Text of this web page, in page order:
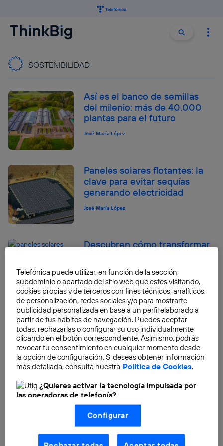
Buscar
SOSTENIBILIDAD
Así es el banco de semillas
del milenio: más de 40.000
plantas para el futuro
José María López
Paneles solares flotantes: la
clave para evitar sequías
generando electricidad
José María López
Descubren cómo transformar
material del futuro de las
placas solares
José María López
Combustibles sostenibles:
qué son y cómo funcionan los
combustibles sintéticos que
llegan a la Fórmula 1 y a los
coches de calle
Las principales fuentes de
energía de los países
europeos
José María López
Telefónica puede utilizar, en función de la sección,
subdominio o apartado del sitio web que estés visitando,
cookies propias y de terceros con fines técnicos, analíticos,
de personalización, redes sociales y/o para mostrarte
publicidad personalizada en base a un perfil elaborado a
partir de tus hábitos de navegación. Puedes aceptar
todas, rechazarlas o configurar su uso individualmente
clicando en el botón correspondiente. Asimismo, podrás
revocar tu consentimiento en cualquier momento desde
la opción de configuración. Si deseas obtener información
más detallada, consulta nuestra Política de Cookies.
¿Quieres activar la tecnología impulsada por
las operadoras de telefonía?
Nosotros, Telefónica S.A., utilizamos la tecnología Utiq para
realizar nuestras acciones de marketing digital o análisis
(como se describe en este aviso de consentimiento)
basadas en tu navegación en nuestra(s) web(s)
aquí (solo cuando utilizas una conexión a
Configurar